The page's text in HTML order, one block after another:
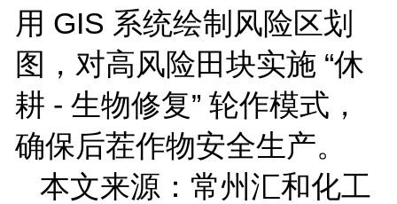
用 GIS 系统绘制风险区划
图，对高风险田块实施 “休
耕 - 生物修复” 轮作模式，
确保后茬作物安全生产。
本文来源：常州汇和化工